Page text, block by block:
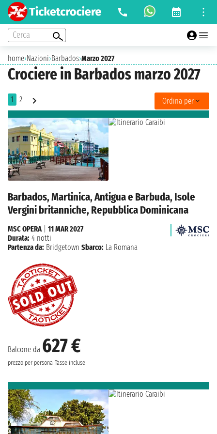
Cerca
home›Nazioni›Barbados›Marzo 2027
Crociere in Barbados marzo 2027
1 2 Ordina per
Barbados, Martinica, Antigua e Barbuda, Isole
Vergini britanniche, Repubblica Dominicana
Balcone da 627 €
prezzo per persona Tasse incluse
MSC OPERA
11 MAR 2027
Durata: 4 notti
Partenza da: Bridgetown Sbarco: La Romana